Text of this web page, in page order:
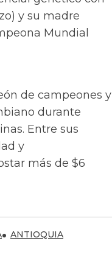
y su madre
Mundial
de campeones y
durante
Entre sus
y
más de $6
ANTIOQUIA